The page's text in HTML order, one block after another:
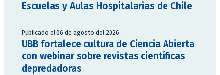
Escuelas y Aulas Hospitalarias de Chile
Publicado el 06 de agosto del 2026
UBB fortalece cultura de Ciencia Abierta
con webinar sobre revistas científicas
depredadoras